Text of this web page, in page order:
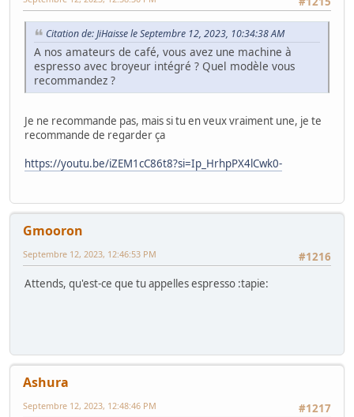
Citation de: JiHaisse le Septembre 12, 2023, 10:34:38 AM
A nos amateurs de café, vous avez une machine à
espresso avec broyeur intégré ? Quel modèle vous
recommandez ?
Je ne recommande pas, mais si tu en veux vraiment une, je te
recommande de regarder ça
https://youtu.be/iZEM1cC86t8?si=Ip_HrhpPX4lCwk0-
Gmooron
#1216
Septembre 12, 2023, 12:46:53 PM
Attends, qu'est-ce que tu appelles espresso :tapie:
Ashura
#1217
Septembre 12, 2023, 12:48:46 PM